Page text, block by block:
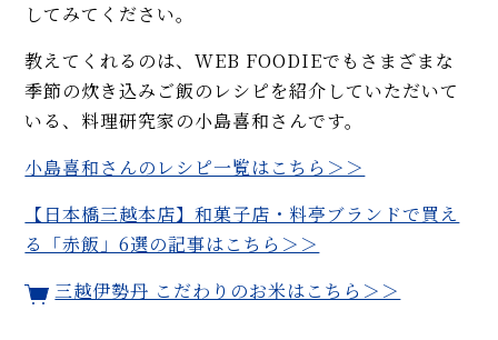
してみてください。
教えてくれるのは、WEB FOODIEでもさまざまな
季節の炊き込みご飯のレシピを紹介していただいて
いる、料理研究家の小島喜和さんです。
小島喜和さんのレシピ一覧はこちら＞＞
【日本橋三越本店】和菓子店・料亭ブランドで買え
る「赤飯」6選の記事はこちら＞＞
三越伊勢丹 こだわりのお米はこちら＞＞
【プロ直伝】NY流チリコンカン
本格レシピ。スパイス、粗挽き
肉、黒ビールにコツあり！
MORE